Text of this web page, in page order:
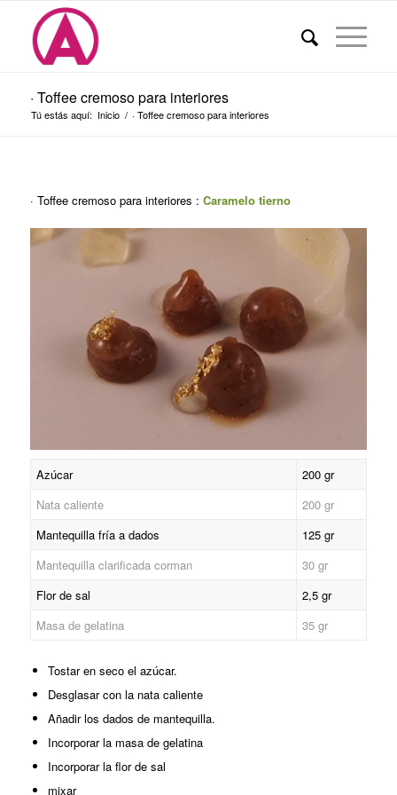
· Toffee cremoso para interiores
Tú estás aquí: Inicio / · Toffee cremoso para interiores
· Toffee cremoso para interiores : Caramelo tierno
Azúcar
200 gr
Nata caliente
200 gr
Mantequilla fría a dados
125 gr
Mantequilla clarificada corman
30 gr
Flor de sal
2,5 gr
Masa de gelatina
35 gr
Tostar en seco el azúcar.
Desglasar con la nata caliente
Añadir los dados de mantequilla.
Incorporar la masa de gelatina
Incorporar la flor de sal
mixar